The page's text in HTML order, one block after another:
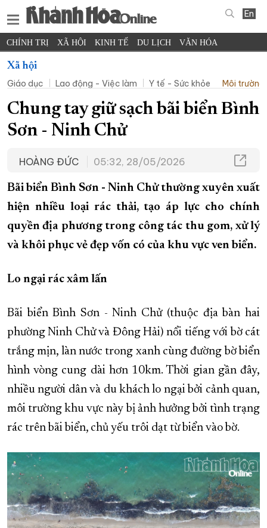
En
CHÍNH TRỊ XÃ HỘI KINH TẾ DU LỊCH VĂN HÓA
THỂ THAO
KHOA HỌC - CÔNG NGHỆ PHÁP LUẬT BẠN ĐỌC PHÓNG SỰ
THẾ GIỚI MULTIMEDIA VIDEO ĐỌC BÁO ONLINE
PODCAST THÔNG TIN - QUẢNG CÁO
TRƯỜNG SA BIỂN ĐẢO QUÊ HƯƠNG
CHUNG TAY CẢI CÁCH HÀNH CHÍNH
XÂY DỰNG NÔNG THÔN MỚI LỊCH CẮT ĐIỆN
TÀU - XE - MÁY BAY
KỶ NIỆM 370 NĂM XÂY DỰNG VÀ PHÁT TRIỂN TỈNH KHÁNH HÒA
XÂY DỰNG KHÁNH HÒA TRỞ THÀNH THÀNH PHỐ TRỰC THUỘC
ĐẠI HỘI ĐẢNG CÁC CẤP TRANG CHỦ VỀ BÁO KHÁNH HÒA
Xã hội
Giáo dục
Lao động - Việc làm Y tế - Sức khỏe Môi
Chung tay giữ sạch bãi biển Bình
Sơn - Ninh Chử
HOÀNG ĐỨC 05:32, 28/05/2026
Bãi biển Bình Sơn - Ninh Chử thường xuyên xuất
hiện nhiều loại rác thải, tạo áp lực cho chính
quyền địa phương trong công tác thu gom, xử lý
và khôi phục vẻ đẹp vốn có của khu vực ven biển.
Lo ngại rác xâm lấn
Bãi biển Bình Sơn - Ninh Chử (thuộc địa bàn hai
phường Ninh Chử và Đông Hải) nổi tiếng với bờ cát
trắng mịn, làn nước trong xanh cùng đường bờ biển
hình vòng cung dài hơn 10km. Thời gian gần đây,
nhiều người dân và du khách lo ngại bởi cảnh quan,
môi trường khu vực này bị ảnh hưởng bởi tình trạng
rác trên bãi biển, chủ yếu trôi dạt từ biển vào bờ.